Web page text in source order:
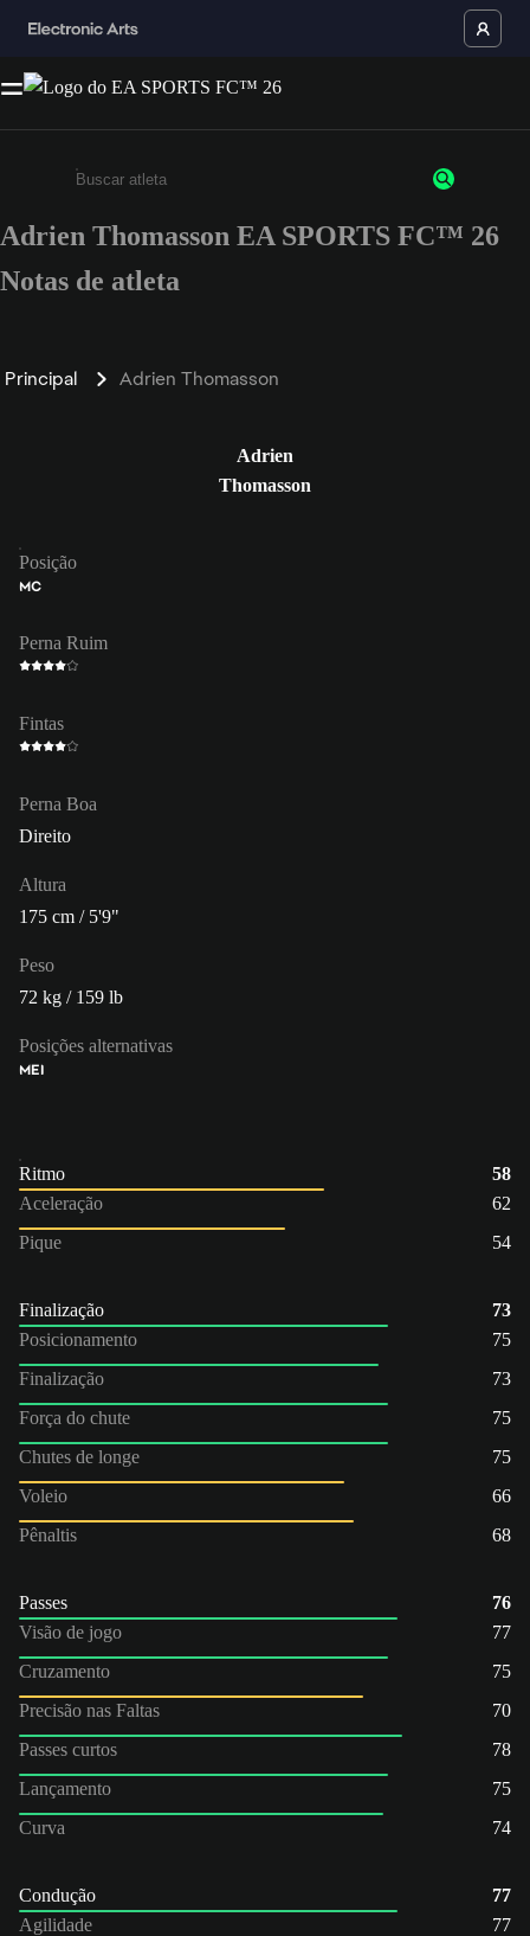
Insira pelo menos 3 caracteres ou números
Adrien Thomasson EA SPORTS FC™ 26
Notas de atleta
Principal Adrien Thomasson
Adrien
Thomasson
Posição
MC
Perna Ruim
Fintas
Perna Boa
Direito
Altura
175 cm / 5'9"
Peso
72 kg / 159 lb
Posições alternativas
MEI
Ritmo
58
Aceleração
62
Pique
54
Finalização
73
Posicionamento
75
Finalização
73
Força do chute
75
Chutes de longe
75
Voleio
66
Pênaltis
68
Passes
76
Visão de jogo
77
Cruzamento
75
Precisão nas Faltas
70
Passes curtos
78
Lançamento
75
Curva
74
Condução
77
Agilidade
77